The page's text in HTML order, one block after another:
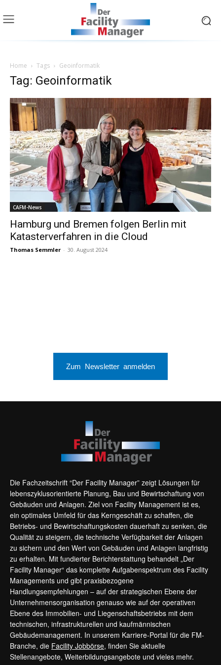
Home Tags Geoinformatik
Tag: Geoinformatik
CAFM-News
Hamburg und Bremen folgen Berlin mit
Katasterverfahren in die Cloud
Thomas Semmler - 30. August 2024
Zum Newsletter anmelden
Die Fachzeitschrift “Der Facility Manager” zeigt Lösungen für
lebenszyklusorientierte Planung, Bau und Bewirtschaftung von
Gebäuden und Anlagen. Ziel von Facility Management ist es,
ein optimales Umfeld für das Kerngeschäft zu schaffen, die
Betriebs- und Bewirtschaftungskosten dauerhaft zu senken, die
Qualität zu steigern, die technische Verfügbarkeit der Anlagen
zu sichern und den Wert von Gebäuden und Anlagen langfristig
zu erhalten. Mit fundierter Berichterstattung behandelt „Der
Facility Manager“ das komplette Aufgabenspektrum des Facility
Managements und gibt praxisbezogene
Handlungsempfehlungen – auf der strategischen Ebene der
Unternehmensorganisation genauso wie auf der operativen
Ebene des Immobilien- und Liegenschaftsbetriebs mit dem
technischen, infrastrukturellen und kaufmännischen
Gebäudemanagement. In unserem Karriere-Portal für die FM-
Branche, die Facility Jobbörse, finden Sie aktuelle
Stellenangebote, Weiterbildungsangebote und vieles mehr.